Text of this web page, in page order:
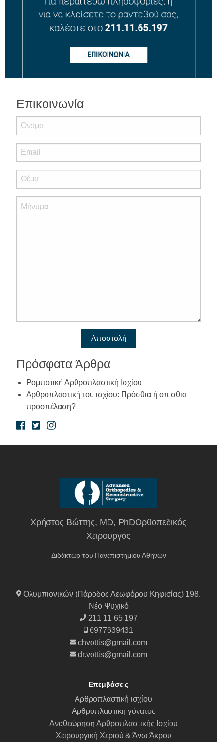
Επικοινωνία
Πρόσφατα Άρθρα
Ρομποτική Αρθροπλαστική Ισχίου
Αρθροπλαστική του ισχίου: Πρόσθια ή οπίσθια
προσπέλαση?
Χρήστος Βώττης, MD, PhDΟρθοπεδικός
Χειρουργός
Διδάκτωρ του Πανεπιστημίου Αθηνών
Ολυμπιονικών (Πάροδος Λεωφόρου Κηφισίας) 198,
Νέο Ψυχικό
211 11 65 197
6977639431
chvottis@gmail.com
dr.vottis@gmail.com
Επεμβάσεις
Αρθροπλαστική ισχίου
Αρθροπλαστική γόνατος
Αναθεώρηση Αρθροπλαστικής Ισχίου
Χειρουργική Χεριού & Άνω Άκρου